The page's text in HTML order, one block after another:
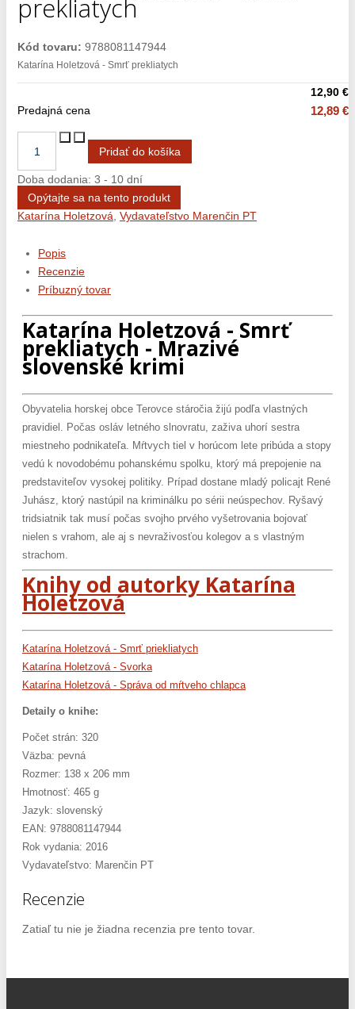
prekliatych
Kód tovaru: 9788081147944
Katarína Holetzová - Smrť prekliatych
12,90 €
Predajná cena
12,89 €
Doba dodania: 3 - 10 dní
Opýtajte sa na tento produkt
Katarína Holetzová Vydavateľstvo Marenčin PT
Popis
Recenzie
Príbuzný tovar
Katarína Holetzová - Smrť
prekliatych - Mrazivé
slovenské krimi
Obyvatelia horskej obce Terovce stáročia žijú podľa vlastných
pravidiel. Počas osláv letného slnovratu, zaživa uhorí sestra
miestneho podnikateľa. Mŕtvych tiel v horúcom lete pribúda a stopy
vedú k novodobému pohanskému spolku, ktorý má prepojenie na
predstaviteľov vysokej politiky. Prípad dostane mladý policajt René
Juhász, ktorý nastúpil na kriminálku po sérii neúspechov. Ryšavý
tridsiatnik tak musí počas svojho prvého vyšetrovania bojovať
nielen s vrahom, ale aj s nevraživosťou kolegov a s vlastným
strachom.
Knihy od autorky Katarína
Holetzová
Katarína Holetzová - Smrť priekliatych
Katarína Holetzová - Svorka
Katarína Holetzová - Správa od mŕtveho chlapca
Detaily o knihe:
Počet strán: 320
Väzba: pevná
Rozmer: 138 x 206 mm
Hmotnosť: 465 g
Jazyk: slovenský
EAN: 9788081147944
Rok vydania: 2016
Vydavateľstvo: Marenčin PT
Recenzie
Zatiaľ tu nie je žiadna recenzia pre tento tovar.